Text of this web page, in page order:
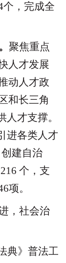
个，完成全
聚焦重点
人才发展
动人才政
和长三角
人才支撑。
进各类人才
建自治
216 个，支
项。
，社会治
典》普法工